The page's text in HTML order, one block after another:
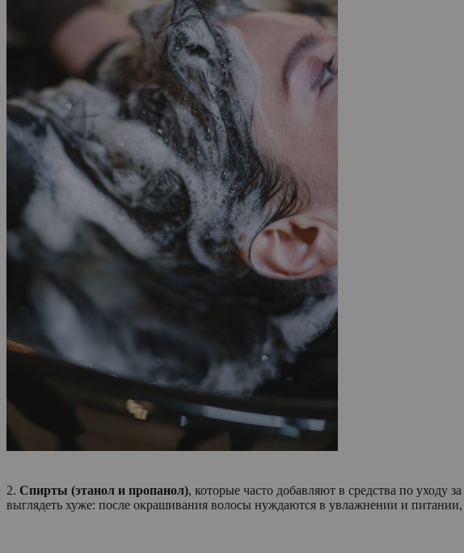
2. Спирты (этанол и пропанол), которые часто добавляют в средства по уходу
выглядеть хуже: после окрашивания волосы нуждаются в увлажнении и